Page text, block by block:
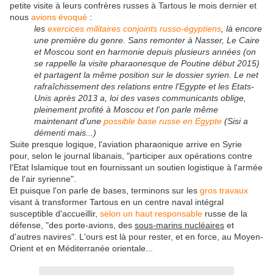
petite visite à leurs confrères russes à Tartous le mois dernier et
nous avions évoqué :
les exercices militaires conjoints russo-égyptiens , là encore
une première du genre. Sans remonter à Nasser, Le Caire
et Moscou sont en harmonie depuis plusieurs années (on
se rappelle la visite pharaonesque de Poutine début 2015)
et partagent la même position sur le dossier syrien. Le net
rafraîchissement des relations entre l'Egypte et les Etats-
Unis après 2013 a, loi des vases communicants oblige,
pleinement profité à Moscou et l'on parle même
maintenant d'une possible base russe en Egypte (Sisi a
démenti mais...)
Suite presque logique, l'aviation pharaonique arrive en Syrie
pour, selon le journal libanais, "participer aux opérations contre
l'Etat Islamique tout en fournissant un soutien logistique à l'armée
de l'air syrienne".
Et puisque l'on parle de bases, terminons sur les gros travaux
visant à transformer Tartous en un centre naval intégral
susceptible d'accueillir, selon un haut responsable russe de la
défense, "des porte-avions, des sous-marins nucléaires et
d'autres navires". L'ours est là pour rester, et en force, au Moyen-
Orient et en Méditerranée orientale...